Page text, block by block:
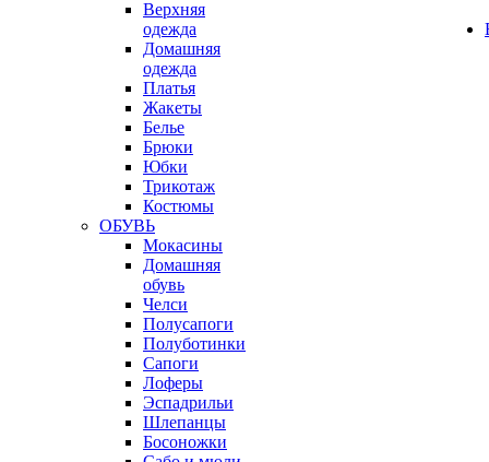
Верхняя
одежда
Домашняя
одежда
Платья
Жакеты
Белье
Брюки
Юбки
Трикотаж
Костюмы
ОБУВЬ
Мокасины
Домашняя
обувь
Челси
Полусапоги
Полуботинки
Сапоги
Лоферы
Эспадрильи
Шлепанцы
Босоножки